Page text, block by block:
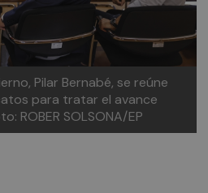
Pilar Bernabé, se reúne
para tratar el avance
ROBER SOLSONA/EP